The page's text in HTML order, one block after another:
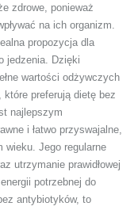
zdrowe, ponieważ
na ich organizm.
propozycja dla
jedzenia. Dzięki
wartości odżywczych
które preferują dietę bez
najlepszym
i łatwo przyswajalne,
wieku. Jego regularne
utrzymanie prawidłowej
potrzebnej do
antybiotyków, to